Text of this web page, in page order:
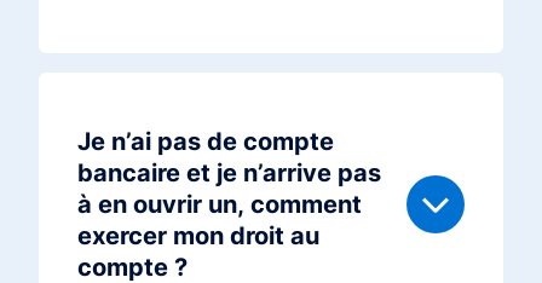
Je n’ai pas de compte
bancaire et je n’arrive pas
à en ouvrir un, comment
exercer mon droit au
compte ?